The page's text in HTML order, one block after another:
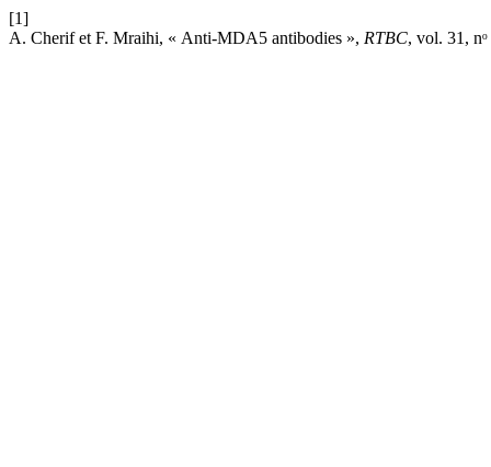
[1]
A. Cherif et F. Mraihi, « Anti-MDA5 antibodies », RTBC, vol. 31,